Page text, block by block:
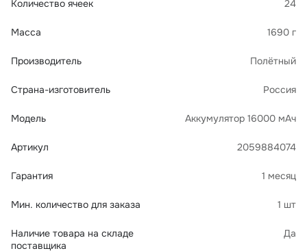
Количество ячеек 24
Масса 1690 г
Производитель Полётный
Страна-изготовитель Россия
Модель Аккумулятор 16000 мАч
Артикул 2059884074
Гарантия 1 месяц
Мин. количество для заказа 1 шт
Наличие товара на складе
поставщика
Да